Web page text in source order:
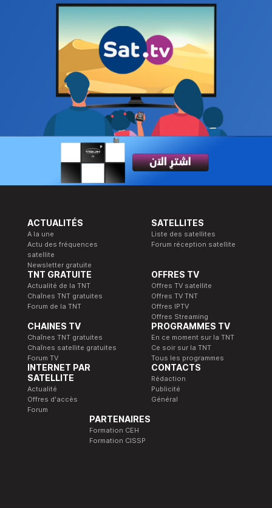
ACTUALITÉS
A la une
Actu des fréquences
satellite
Newsletter gratuite
SATELLITES
Liste des satellites
Forum réception satellite
TNT GRATUITE
Actualité de la TNT
Chaînes TNT gratuites
Forum de la TNT
OFFRES TV
Offres TV satellite
Offres TV TNT
Offres IPTV
Offres Streaming
CHAINES TV
Chaînes TNT gratuites
Chaînes satellite gratuites
Forum TV
PROGRAMMES TV
En ce moment sur la TNT
Ce soir sur la TNT
Tous les programmes
INTERNET PAR
SATELLITE
Actualité
Offres d'accès
Forum
CONTACTS
Rédaction
Publicité
Général
PARTENAIRES
Formation CEH
Formation CISSP